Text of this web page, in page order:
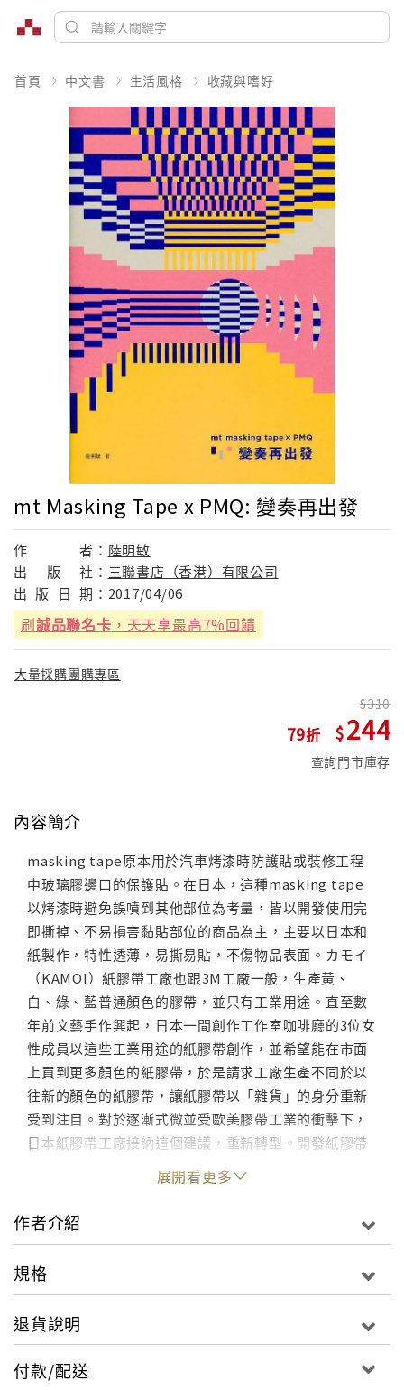
首頁 中文書 生活風格 收藏與嗜好
mt Masking Tape x PMQ: 變奏再出發
作 者： 陸明敏
出
版 社： 三聯書店（香港）有限公司
出 版 日 期： 2017/04/06
刷誠品聯名卡 ，天天享最高7%回饋
大量採購團購專區
79
310
244
查詢門市庫存
內容簡介
masking tape原本用於汽車烤漆時防護貼或裝修工程
中玻璃膠邊口的保護貼。在日本，這種masking tape
以烤漆時避免誤噴到其他部位為考量，皆以開發使用完
即撕掉、不易損害黏貼部位的商品為主，主要以日本和
紙製作，特性透薄，易撕易貼，不傷物品表面。カモイ
（KAMOI）紙膠帶工廠也跟3M工廠一般，生產黃、
白、綠、藍普通顏色的膠帶，並只有工業用途。直至數
年前文藝手作興起，日本一間創作工作室咖啡廳的3位女
性成員以這些工業用途的紙膠帶創作，並希望能在市面
上買到更多顏色的紙膠帶，於是請求工廠生產不同於以
往新的顏色的紙膠帶，讓紙膠帶以「雜貨」的身分重新
受到注目。對於逐漸式微並受歐美膠帶工業的衝擊下，
日本紙膠帶工廠接納這個建議，重新轉型。開發紙膠帶
及推廣的過程中雖然困難重重，但在初轉型的2008年，
以其優質設計及品質獲得日本最佳設計獎（Good
Design Award）。在業界人士不懈推廣及手作風興盛
之下，這種紙膠帶在日本備受追捧，其推廣宣傳手法值
一員，用以手作材料外，更被廣泛應用於家居美化，甚
的熱門參觀景點。除了單色及簡單的圖案膠紙外，工廠
係，全都成為了限定商品，賣完便停止製作，成為絕
展開看更多
作者介紹
規格
退貨說明
付款/配送